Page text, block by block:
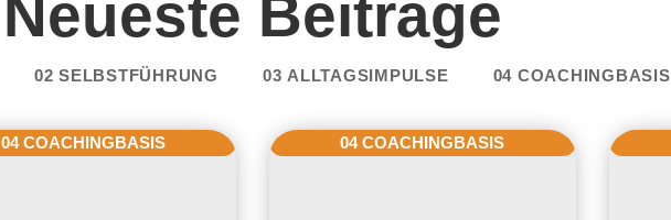
Neueste Beiträge
02 SELBSTFÜHRUNG 03 ALLTAGSIMPULSE 04 COACHINGBASIS
04 COACHINGBASIS 04 COACHINGBASIS